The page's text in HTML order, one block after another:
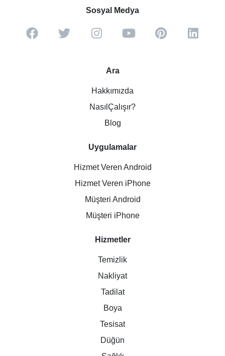
Sosyal Medya
Ara
Hakkımızda
NasılÇalışır?
Blog
Uygulamalar
Hizmet Veren Android
Hizmet Veren iPhone
Müşteri Android
Müşteri iPhone
Hizmetler
Temizlik
Nakliyat
Tadilat
Boya
Tesisat
Düğün